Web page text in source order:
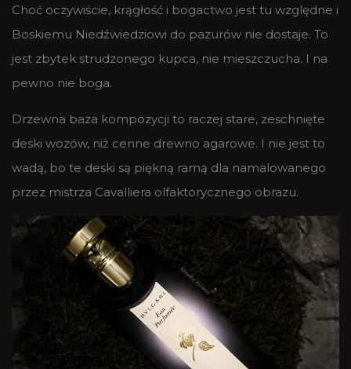
Choć oczywiście, krągłość i bogactwo jest tu względne i
Boskiemu Niedźwiedziowi do pazurów nie dostaje. To
jest zbytek strudzonego kupca, nie mieszczucha. I na
pewno nie boga.
Drzewna baza kompozycji to raczej stare, zeschnięte
deski wozów, niż cenne drewno agarowe. I nie jest to
wadą, bo te deski są piękną ramą dla namalowanego
przez mistrza Cavalliera olfaktorycznego obrazu.